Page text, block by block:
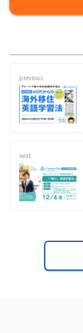
previous
next